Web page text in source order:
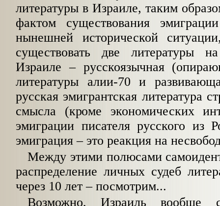
литературы в Израиле, таким
фактом существования
нынешней исторической
существовать две литературы
Израиле–русскоязычная
литературы алии-70 и
русская эмигрантская литература
смысла (кроме экономических
эмиграции писателя русского из
эмиграция–это реакция на
Между этими полюсами
распределение личных судеб
через 10 лет–посмотрим...
Возможно, Израиль вообще